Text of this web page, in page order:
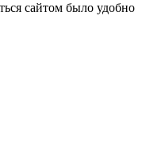
сайтом было удобно